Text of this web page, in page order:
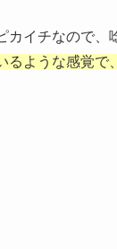
イチなので、
るような感覚で